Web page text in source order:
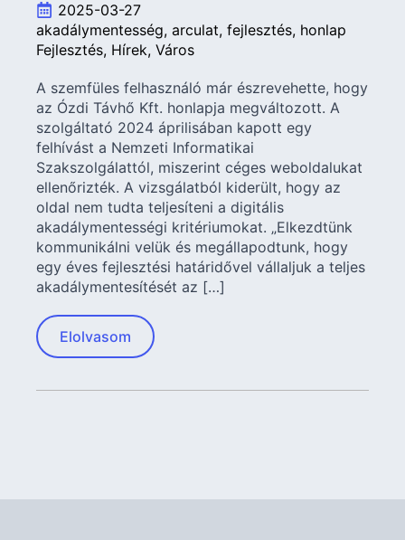
2025-03-27
akadálymentesség arculat fejlesztés honlap
Fejlesztés Hírek Város
A szemfüles felhasználó már észrevehette, hogy
az Ózdi Távhő Kft. honlapja megváltozott. A
szolgáltató 2024 áprilisában kapott egy
felhívást a Nemzeti Informatikai
Szakszolgálattól, miszerint céges weboldalukat
ellenőrizték. A vizsgálatból kiderült, hogy az
oldal nem tudta teljesíteni a digitális
akadálymentességi kritériumokat. „Elkezdtünk
kommunikálni velük és megállapodtunk, hogy
egy éves fejlesztési határidővel vállaljuk a teljes
akadálymentesítését az […]
Elolvasom